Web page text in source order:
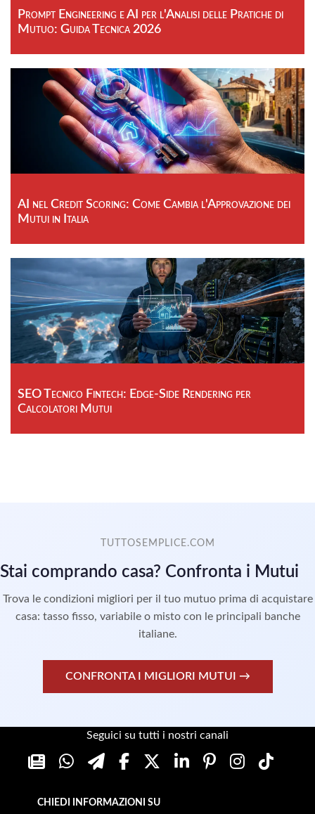
Prompt Engineering e AI per l'Analisi delle Pratiche di
Mutuo: Guida Tecnica 2026
AI nel Credit Scoring: Come Cambia l'Approvazione dei
Mutui in Italia
SEO Tecnico Fintech: Edge-Side Rendering per
Calcolatori Mutui
TUTTOSEMPLICE.COM
Stai comprando casa? Confronta i Mutui
Trova le condizioni migliori per il tuo mutuo prima di acquistare
casa: tasso fisso, variabile o misto con le principali banche
italiane.
CONFRONTA I MIGLIORI MUTUI →
Seguici su tutti i nostri canali
CHIEDI INFORMAZIONI SU